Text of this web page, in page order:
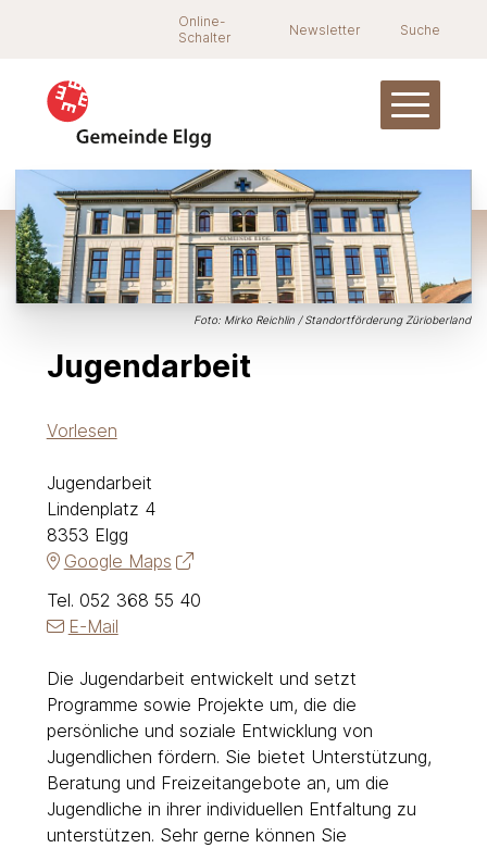
Navigieren in Elgg
SchnellnavigationOnline-
Schalter
Newsletter Suche
Foto: Mirko Reichlin / Standortförderung Zürioberland
Jugendarbeit
Vorlesen
Adresse
Jugendarbeit
Lindenplatz 4
8353 Elgg
Google Maps
Tel. 052 368 55 40
E-Mail
Beschreibung Jugendarbeit
Die Jugendarbeit entwickelt und setzt
Programme sowie Projekte um, die die
persönliche und soziale Entwicklung von
Jugendlichen fördern. Sie bietet Unterstützung,
Beratung und Freizeitangebote an, um die
Jugendliche in ihrer individuellen Entfaltung zu
unterstützen. Sehr gerne können Sie